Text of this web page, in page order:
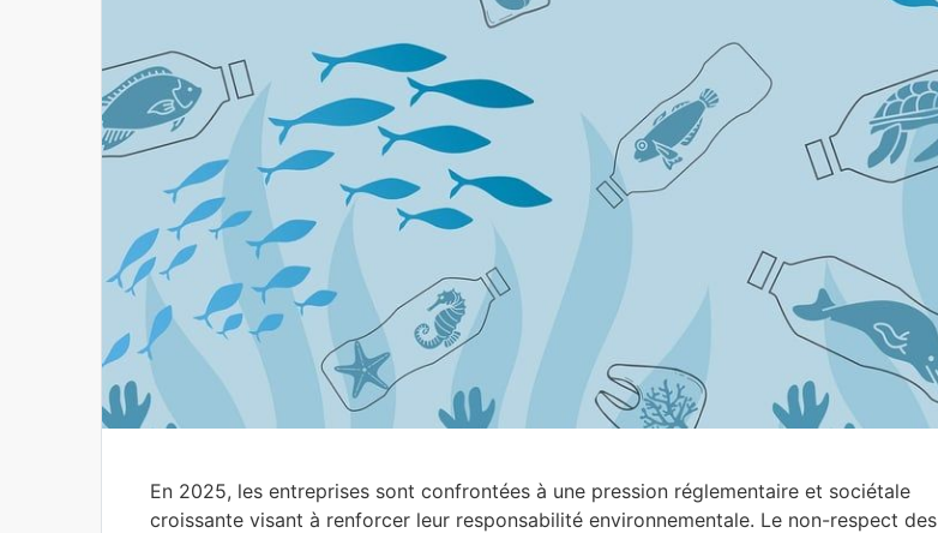
En 2025, les entreprises sont confrontées à une pression réglementaire et sociétale
croissante visant à renforcer leur responsabilité environnementale. Le non-respect des